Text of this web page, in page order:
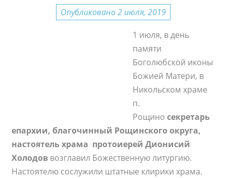
Опубликовано 2 июля, 2019
1 июля, в день
памяти
Боголюбской иконы
Божией Матери, в
Никольском храме
п.
Рощиносекретарь
епархии, благочинный Рощинского округа,
настоятель храма протоиерей Дионисий
Холодов возглавил Божественную литургию.
Настоятелю сослужили штатные клирики храма.